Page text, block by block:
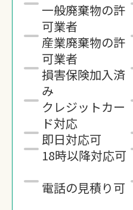
一般廃棄物の許
可業者
産業廃棄物の許
可業者
損害保険加入済
み
クレジットカー
ド対応
即日対応可
18時以降対応可
電話の見積り可